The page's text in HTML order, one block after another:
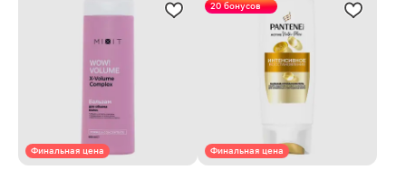
Финальная цена
20 бонусов
Финальная цена